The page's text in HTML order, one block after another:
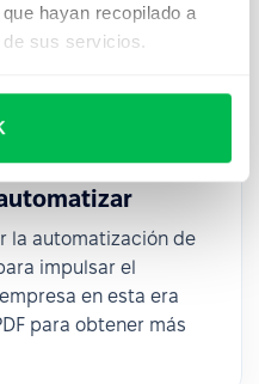
hayan recopilado a
sus servicios.
de trabajo de
la automatización de
impulsar el
en esta era
para obtener más